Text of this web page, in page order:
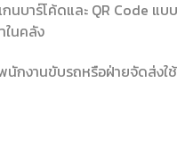
บาร์โค้ดและ QR Code แบ
นคลัง
กงานขับรถหรือฝ่ายจัดส่งใ